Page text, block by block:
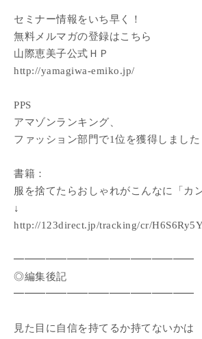
セミナー情報をいち早く！
無料メルマガの登録はこちら
山際恵美子公式ＨＰ
http://yamagiwa-emiko.jp/
PPS
アマゾンランキング、
ファッション部門で1位を獲得しました
書籍：
服を捨てたらおしゃれがこんなに「カ
↓
http://123direct.jp/tracking/cr/
━━━━━━━━━━━━━━━━━
◎編集後記
━━━━━━━━━━━━━━━━━
見た目に自信を持てるか持てないかは